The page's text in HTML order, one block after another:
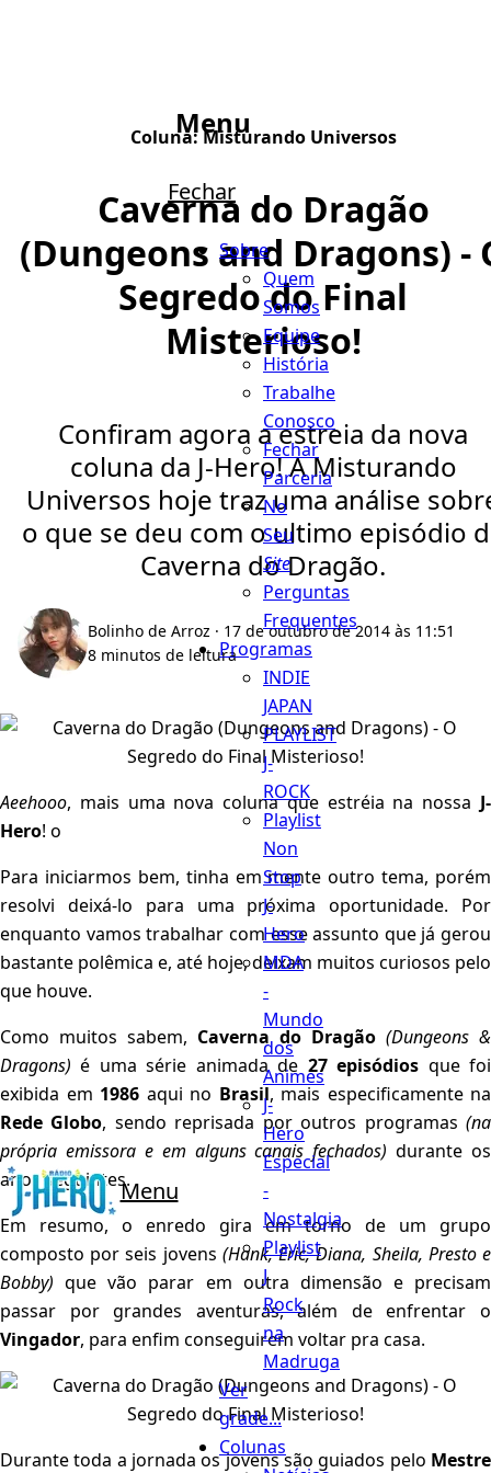
Menu
Menu
Fechar
Sobre
Quem
Somos
Equipe
História
Trabalhe
Conosco
Fechar
Parceria
No
Seu
Site
Perguntas
Frequentes
Programas
INDIE
JAPAN
PLAYLIST
J-
ROCK
Playlist
Non
Stop
J-
Hero
MDA
-
Mundo
dos
Animes
J-
Hero
Especial
-
Nostalgia
Playlist
J
Rock
na
Madruga
Ver
grade...
Colunas
Coluna:Misturando Universos
Caverna do Dragão
(Dungeons and Dragons) -
Segredo do Final
Misterioso!
Confiram agora a estreia da nova
coluna da J-Hero! A Misturando
Universos hoje traz uma análise
o que se deu com o ultimo episódio
Caverna do Dragão.
Bolinho de Arroz · 17 de outubro de 2014 às 11:51
8 minutos de leitura
Aeehooo, mais uma nova coluna que estréia na nossa J-
Hero! o
Para iniciarmos bem, tinha em mente outro tema, porém
resolvi deixá-lo para uma próxima oportunidade. Por
enquanto vamos trabalhar com esse assunto que já gerou
bastante polêmica e, até hoje, deixam muitos curiosos pelo
que houve.
Como muitos sabem, Caverna do Dragão (Dungeons &
Dragons) é uma série animada de 27 episódios que foi
exibida em 1986 aqui no Brasil, mais especificamente na
Rede Globo, sendo reprisada por outros programas(na
própria emissora e em alguns canais fechados) durante os
anos seguintes.
Em resumo, o enredo gira em torno de um grupo
composto por seis jovens (Hank, Eric, Diana, Sheila, Presto e
Bobby) que vão parar em outra dimensão e precisam
passar por grandes aventuras, além de enfrentar o
Vingador, para enfim conseguirem voltar pra casa.
Durante toda a jornada os jovens são guiados pelo Mestre